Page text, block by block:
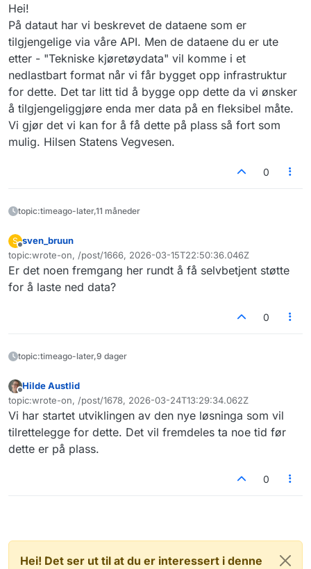
Hei!
På dataut har vi beskrevet de dataene som er
tilgjengelige via våre API. Men de dataene du er ute
etter - "Tekniske kjøretøydata" vil komme i et
nedlastbart format når vi får bygget opp infrastruktur
for dette. Det tar litt tid å bygge opp dette da vi ønsker
å tilgjengeliggjøre enda mer data på en fleksibel måte.
Vi gjør det vi kan for å få dette på plass så fort som
mulig. Hilsen Statens Vegvesen.
0
topic:timeago-later,11 måneder
S
Frakoblet
sven_bruun
topic:wrote-on, /post/1666, 2026-03-15T22:50:36.046Z
Sist endret av
Er det noen fremgang her rundt å få selvbetjent støtte
for å laste ned data?
0
topic:timeago-later,9 dager
Frakoblet
Hilde Austlid
topic:wrote-on, /post/1678, 2026-03-24T13:29:34.062Z
Sist endret av
Vi har startet utviklingen av den nye løsninga som vil
tilrettelegge for dette. Det vil fremdeles ta noe tid før
dette er på plass.
0
Hei! Det ser ut til at du er interessert i denne